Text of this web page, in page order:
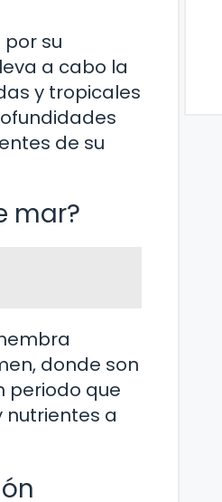
su
a cabo la
y tropicales
de su
mar?
donde son
periodo que
nutrientes a